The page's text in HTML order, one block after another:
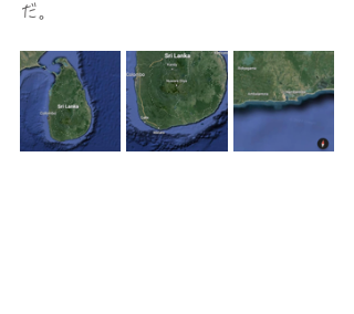
だ。